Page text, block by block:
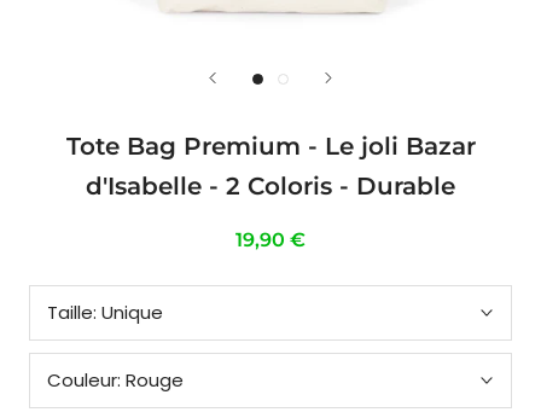
Tote Bag Premium - Le joli Bazar
d'Isabelle - 2 Coloris - Durable
19,90 €
Taille: Unique
Couleur: Rouge